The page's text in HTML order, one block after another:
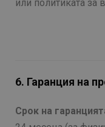
или политиката за
6. Гаранция на
Срок на